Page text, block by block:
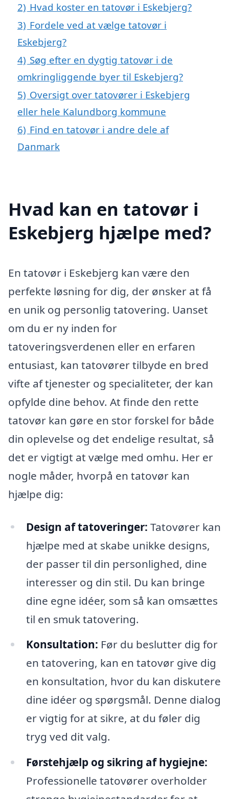
2) Hvad koster en tatovør i Eskebjerg?
3) Fordele ved at vælge tatovør i
Eskebjerg?
4) Søg efter en dygtig tatovør i de
omkringliggende byer til Eskebjerg?
5) Oversigt over tatovører i Eskebjerg
eller hele Kalundborg kommune
6) Find en tatovør i andre dele af
Danmark
Hvad kan en tatovør i
Eskebjerg hjælpe med?
En tatovør i Eskebjerg kan være den
perfekte løsning for dig, der ønsker at få
en unik og personlig tatovering. Uanset
om du er ny inden for
tatoveringsverdenen eller en erfaren
entusiast, kan tatovører tilbyde en bred
vifte af tjenester og specialiteter, der kan
opfylde dine behov. At finde den rette
tatovør kan gøre en stor forskel for både
din oplevelse og det endelige resultat, så
det er vigtigt at vælge med omhu. Her er
nogle måder, hvorpå en tatovør kan
hjælpe dig:
Design af tatoveringer: Tatovører kan
hjælpe med at skabe unikke designs,
der passer til din personlighed, dine
interesser og din stil. Du kan bringe
dine egne idéer, som så kan omsættes
til en smuk tatovering.
Konsultation: Før du beslutter dig for
en tatovering, kan en tatovør give dig
en konsultation, hvor du kan diskutere
dine idéer og spørgsmål. Denne dialog
er vigtig for at sikre, at du føler dig
tryg ved dit valg.
Førstehjælp og sikring af hygiejne:
Professionelle tatovører overholder